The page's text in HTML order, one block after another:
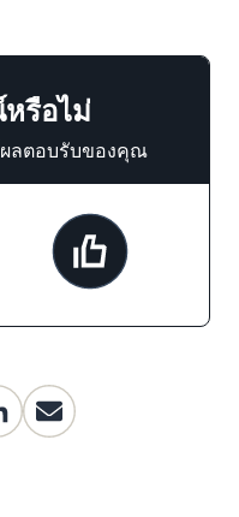
รือไม่
ผลตอบรับของคุณ